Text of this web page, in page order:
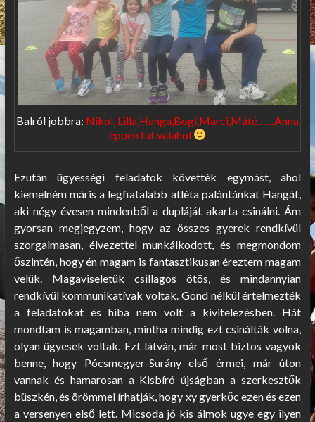
Balról jobbra: Nikol, Lilla,Hanga,Bogi,Marci,Máté……Anna
éppen fut valahol
Ezután ügyességi feladatok követték egymást, ahol
kiemelném máris a legfiatalabb atléta palántánkat Hangát,
aki négy évesen mindenből a dupláját akarta csinálni. Ám
gyorsan megjegyzem, hogy az összes gyerek rendkívül
szorgalmasan, élvezettel munkálkodott, és megmondom
őszintén, hogy én magam is fantasztikusan éreztem magam
velük. Magaviseletük csillagos ötös, és mindannyian
rendkívül kommunikatívak voltak. Gond nélkül értelmezték
a feladatokat és hiba nem volt a kivitelezésben. Hát
mondtam is magamban, mintha mindig ezt csinálták volna,
olyan ügyesek voltak. Ezt látván, már most biztos vagyok
benne, hogy Pócsmegyer-Surány első érmei, már úton
vannak és hamarosan a Kisbíró újságban a szerkesztők
büszkén, és örömmel írhatják, hogy xy gyerkőc ezen és ezen
a versenyen első lett. Micsoda jó kis álmok ugye egy ilyen